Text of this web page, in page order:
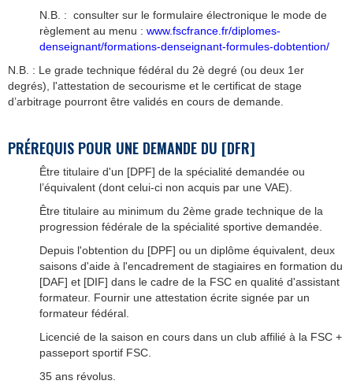
N.B. : consulter sur le formulaire électronique le mode de
règlement au menu : www.fscfrance.fr/diplomes-
denseignant/formations-denseignant-formules-dobtention/
N.B. : Le grade technique fédéral du 2è degré (ou deux 1er
degrés), l'attestation de secourisme et le certificat de stage
d’arbitrage pourront être validés en cours de demande.
PRÉREQUIS POUR UNE DEMANDE DU [DFR]
Être titulaire d'un [DPF] de la spécialité demandée ou
l’équivalent (dont celui-ci non acquis par une VAE).
Être titulaire au minimum du 2ème grade technique de la
progression fédérale de la spécialité sportive demandée.
Depuis l'obtention du [DPF] ou un diplôme équivalent, deux
saisons d'aide à l'encadrement de stagiaires en formation du
[DAF] et [DIF] dans le cadre de la FSC en qualité d'assistant
formateur. Fournir une attestation écrite signée par un
formateur fédéral.
Licencié de la saison en cours dans un club affilié à la FSC +
passeport sportif FSC.
35 ans révolus.